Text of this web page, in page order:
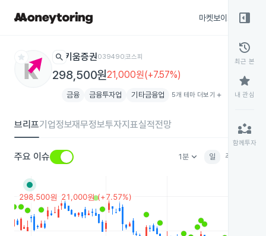
마켓보이스
star search 키움증권039490코스피
298,500원21,000원(+7.57%)
금융 금융투자업 기타금융업 5개 테마 더보기 add
브리프기업정보재무정보투자지표실적전망
주요 이슈 1분keyboard_arrow_down 일 주
right_panel_open
history
최근 본
star
내 관심
partner_exchange
함께투자